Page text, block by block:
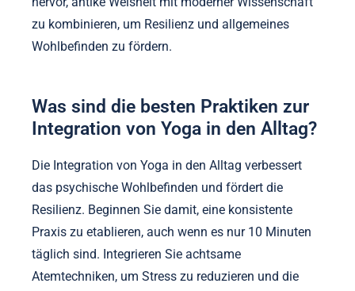
zu kombinieren, um Resilienz und allgemeines
Wohlbefinden zu fördern.
Was sind die besten Praktiken zur
Integration von Yoga in den Alltag?